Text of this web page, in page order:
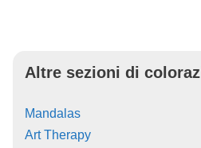
Altre sezioni di
Mandalas
Art Therapy